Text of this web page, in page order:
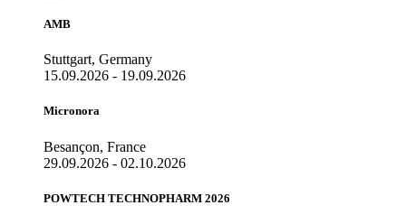
AMB
Stuttgart, Germany
15.09.2026 - 19.09.2026
Micronora
Besançon, France
29.09.2026 - 02.10.2026
POWTECH TECHNOPHARM 2026